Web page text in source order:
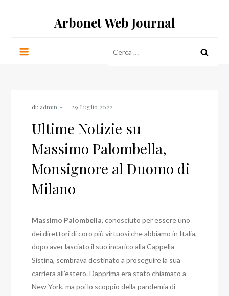
Arbonet Web Journal
per:
di: admin
Ultime Notizie su
Massimo Palombella,
Monsignore al Duomo di
Milano
Massimo Palombella, conosciuto per essere uno
dei direttori di coro più virtuosi che abbiamo in Italia,
dopo aver lasciato il suo incarico alla Cappella
Sistina, sembrava destinato a proseguire la sua
carriera all’estero.Dapprima era stato chiamato a
New York, ma poi lo scoppio della pandemia di